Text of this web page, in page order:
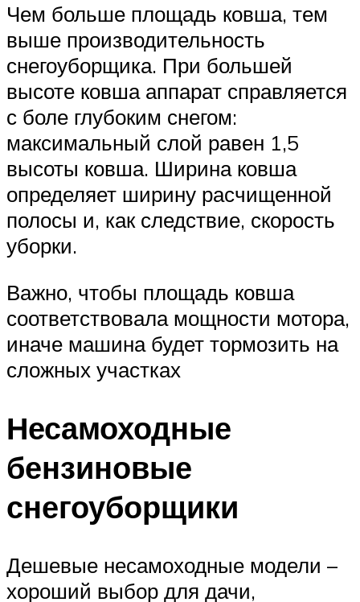
Чем больше площадь ковша, тем
выше производительность
снегоуборщика. При большей
высоте ковша аппарат справляется
с боле глубоким снегом:
максимальный слой равен 1,5
высоты ковша. Ширина ковша
определяет ширину расчищенной
полосы и, как следствие, скорость
уборки.
Важно, чтобы площадь ковша
соответствовала мощности мотора,
иначе машина будет тормозить на
сложных участках
Несамоходные
бензиновые
снегоуборщики
Дешевые несамоходные модели –
хороший выбор для дачи,